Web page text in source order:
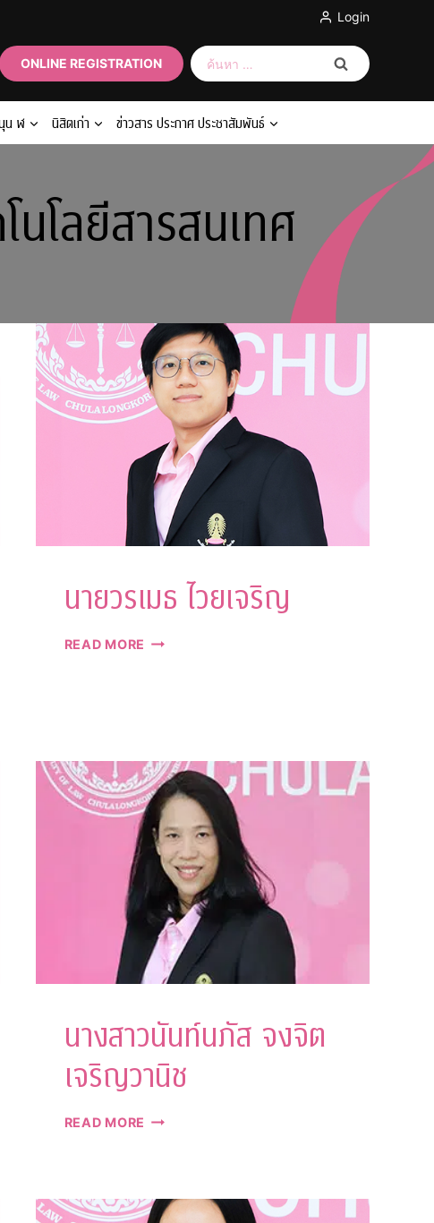
Login
ONLINE REGISTRATION
ค้นหา
สำหรับ:
น ฬ นิสิตเก่า ข่าวสาร ประกาศ ประชาสัมพันธ์
โลยีสารสนเทศ
นายวรเมธ ไวยเจริญ
READ MORE นาย
นางสาวนันท์นภัส จงจิต
เจริญวานิช
READ MORE นาง
จง